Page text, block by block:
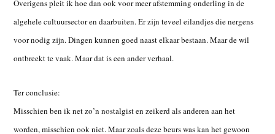
Overigens pleit ik hoe dan ook voor meer afstemming onderling in de
algehele cultuursector en daarbuiten. Er zijn teveel eilandjes die nergens
voor nodig zijn. Dingen kunnen goed naast elkaar bestaan. Maar de wil
ontbreekt te vaak. Maar dat is een ander verhaal.
Ter conclusie:
Misschien ben ik net zo’n nostalgist en zeikerd als anderen aan het
worden, misschien ook niet. Maar zoals deze beurs was kan het gewoon